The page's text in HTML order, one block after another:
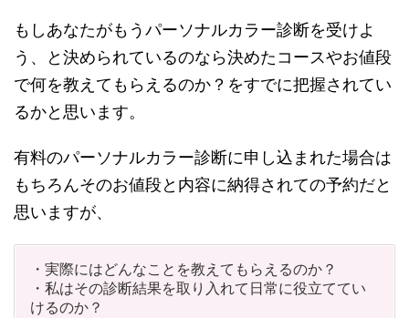
もしあなたがもうパーソナルカラー診断を受けよ
う、と決められているのなら決めたコースやお値段
で何を教えてもらえるのか？をすでに把握されてい
るかと思います。
有料のパーソナルカラー診断に申し込まれた場合は
もちろんそのお値段と内容に納得されての予約だと
思いますが、
・実際にはどんなことを教えてもらえるのか？
・私はその診断結果を取り入れて日常に役立ててい
けるのか？